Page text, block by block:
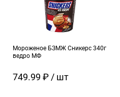
Мороженое БЗМЖ Сникерс 340г
ведро МФ
749.99 ₽ / шт